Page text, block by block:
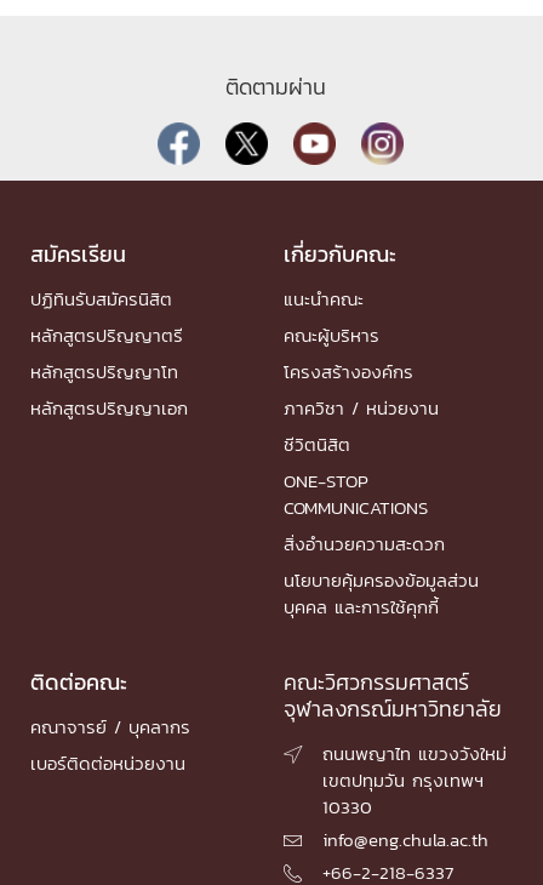
ติดตามผ่าน
สมัครเรียน
ปฏิทินรับสมัครนิสิต
หลักสูตรปริญญาตรี
หลักสูตรปริญญาโท
หลักสูตรปริญญาเอก
เกี่ยวกับคณะ
แนะนำคณะ
คณะผู้บริหาร
โครงสร้างองค์กร
ภาควิชา / หน่วยงาน
ชีวิตนิสิต
ONE-STOP
COMMUNICATIONS
สิ่งอำนวยความสะดวก
นโยบายคุ้มครองข้อมูลส่วน
บุคคล และการใช้คุกกี้
ติดต่อคณะ
คณาจารย์ / บุคลากร
เบอร์ติดต่อหน่วยงาน
คณะวิศวกรรมศาสตร์
จุฬาลงกรณ์มหาวิทยาลัย

ถนนพญาไท แขวงวังใหม่
เขตปทุมวัน กรุงเทพฯ
10330
 info@eng.chula.ac.th
 +66-2-218-6337